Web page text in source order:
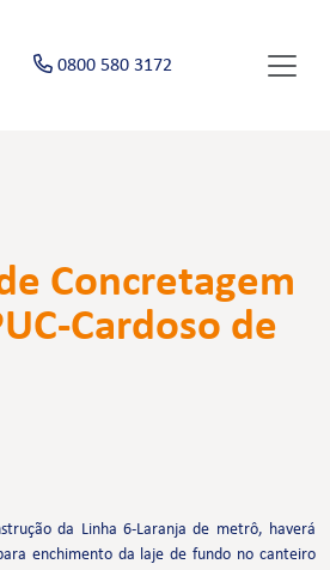
0800 580 3172
Concretagem
Cardoso de
da Linha 6-Laranja de metrô, haverá
enchimento da laje de fundo no canteiro